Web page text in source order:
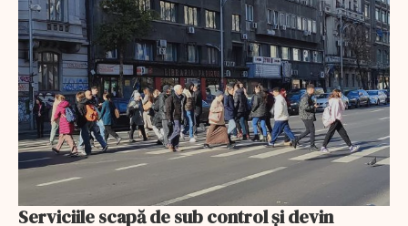
Serviciile scapă de sub control și devin